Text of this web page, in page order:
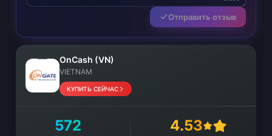
Отправить отзыв
OnCash (VN)
VIETNAM
КУПИТЬ СЕЙЧАС
572 4.53